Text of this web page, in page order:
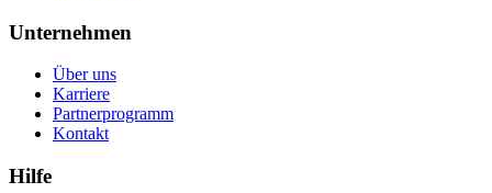
Unternehmen
Über uns
Karriere
Partnerprogramm
Kontakt
Hilfe